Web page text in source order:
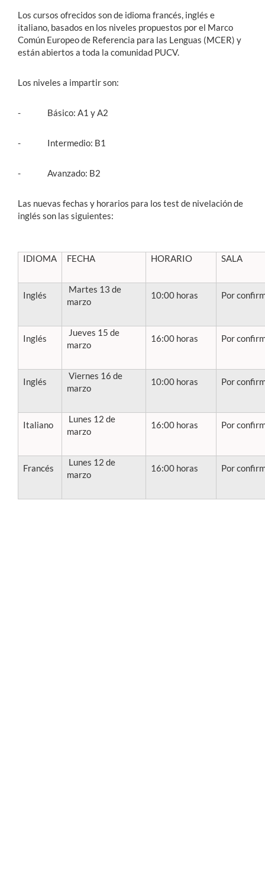
Los cursos ofrecidos son de idioma francés, inglés e
italiano, basados en los niveles propuestos por el Marco
Común Europeo de Referencia para las Lenguas (MCER) y
están abiertos a toda la comunidad PUCV.
Los niveles a impartir son:
- Básico: A1 y A2
- Intermedio: B1
- Avanzado: B2
Las nuevas fechas y horarios para los test de nivelación de
inglés son las siguientes:
IDIOMA FECHA HORARIO SALA
Inglés
Martes 13 de
marzo
10:00 horas Por
Inglés
Jueves 15 de
marzo
16:00 horas Por
Inglés
Viernes 16 de
marzo
10:00 horas Por
Italiano
Lunes 12 de
marzo
16:00 horas Por
Francés
Lunes 12 de
marzo
16:00 horas Por